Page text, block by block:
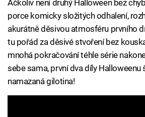
Ačkoliv není druhý Halloween bez
porce komicky složitých odhalení,
akurátně děsivou atmosféru prvního
tu pořád za děsivé stvoření bez
mnohá pokračování téhle série
sebe sama, první dva díly
namazaná gilotina!